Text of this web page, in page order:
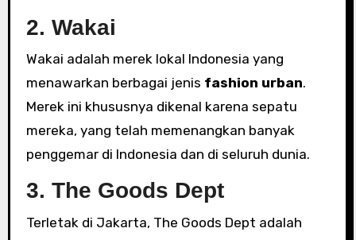
2. Wakai
Wakai adalah merek lokal Indonesia yang
menawarkan berbagai jenis fashion urban.
Merek ini khususnya dikenal karena sepatu
mereka, yang telah memenangkan banyak
penggemar di Indonesia dan di seluruh dunia.
3. The Goods Dept
Terletak di Jakarta, The Goods Dept adalah